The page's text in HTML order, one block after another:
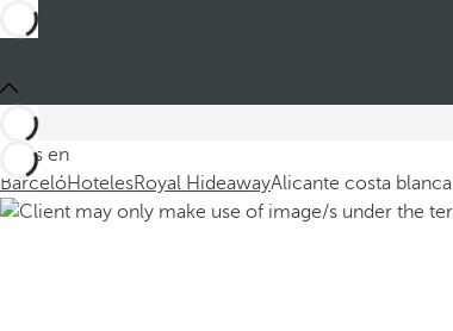
Estás en
BarcelóHotelesRoyal HideawayAlicante costa blanca